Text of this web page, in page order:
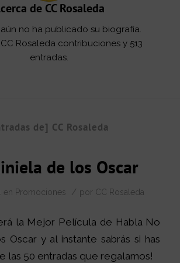
de CC Rosaleda
no ha publicado su biografía.
CC Rosaleda contribuciones y 513
entradas.
de] CC Rosaleda
de los Oscar
en Promociones / por CC Rosaleda
la Mejor Película de Habla No
Oscar y al instante sabrás si has
las 50 entradas que regalamos!